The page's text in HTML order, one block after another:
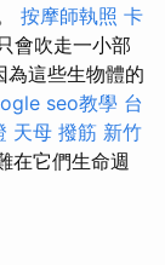
按摩師執照 卡
會吹走一小部
為這些生物體的
seo教學 台
天母 撥筋 新竹
在它們生命週